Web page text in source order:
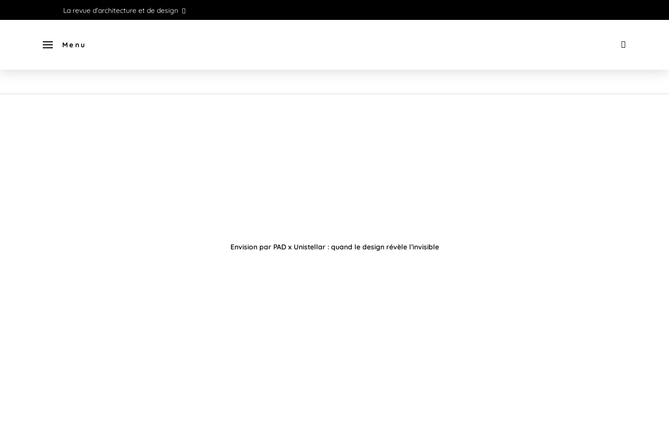
La revue d'architecture et de design
Menu
Envision par PAD x Unistellar : quand le design révèle l’invisible